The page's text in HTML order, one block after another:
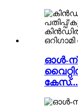
ഓൾ-
കേസ്...